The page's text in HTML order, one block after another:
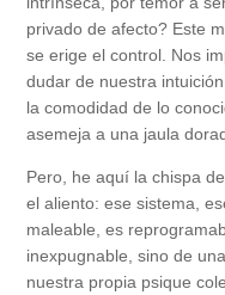
privado de afecto? Este
se erige el control. Nos
dudar de nuestra
la comodidad de lo
asemeja a una jaula
Pero, he aquí la chispa
el aliento: ese sistema,
maleable, es
inexpugnable, sino de
nuestra propia psique